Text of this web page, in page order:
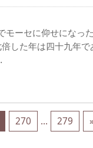
セに仰せになった
した年は四十九年
270 … 279 »